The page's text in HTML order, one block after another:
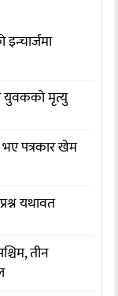
युवकको मृत्यु
पत्रकार खेम
यथावत
तीन